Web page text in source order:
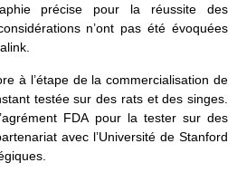
précise pour la réussite des
n’ont pas été évoquées
à l’étape de la commercialisation de
testée sur des rats et des singes.
FDA pour la tester sur des
avec l’Université de Stanford